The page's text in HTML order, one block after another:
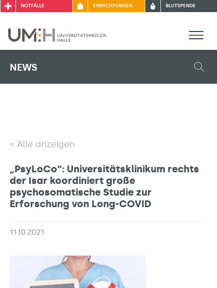
NOTFÄLLE EINRICHTUNGEN BLUTSPENDE
NEWS
Alle anzeigen
„PsyLoCo“: Universitätsklinikum rechts
der Isar koordiniert große
psychosomatische Studie zur
Erforschung von Long-COVID
11.10.2021